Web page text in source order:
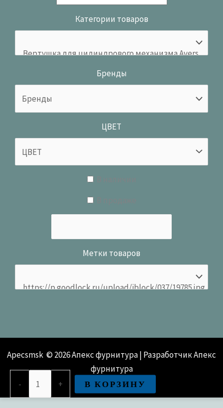
Категории товаров
Бренды
ЦВЕТ
Метки товаров
Apecsmsk © 2026 Апекс фурнитура | Разработчик Апекс
фурнитура
-
+ В КОРЗИНУ